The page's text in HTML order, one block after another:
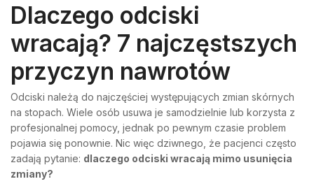
Dlaczego odciski
wracają? 7 najczęstszych
przyczyn nawrotów
Odciski należą do najczęściej występujących zmian skórnych
na stopach. Wiele osób usuwa je samodzielnie lub korzysta z
profesjonalnej pomocy, jednak po pewnym czasie problem
pojawia się ponownie. Nic więc dziwnego, że pacjenci często
zadają pytanie: dlaczego odciski wracają mimo usunięcia
zmiany?